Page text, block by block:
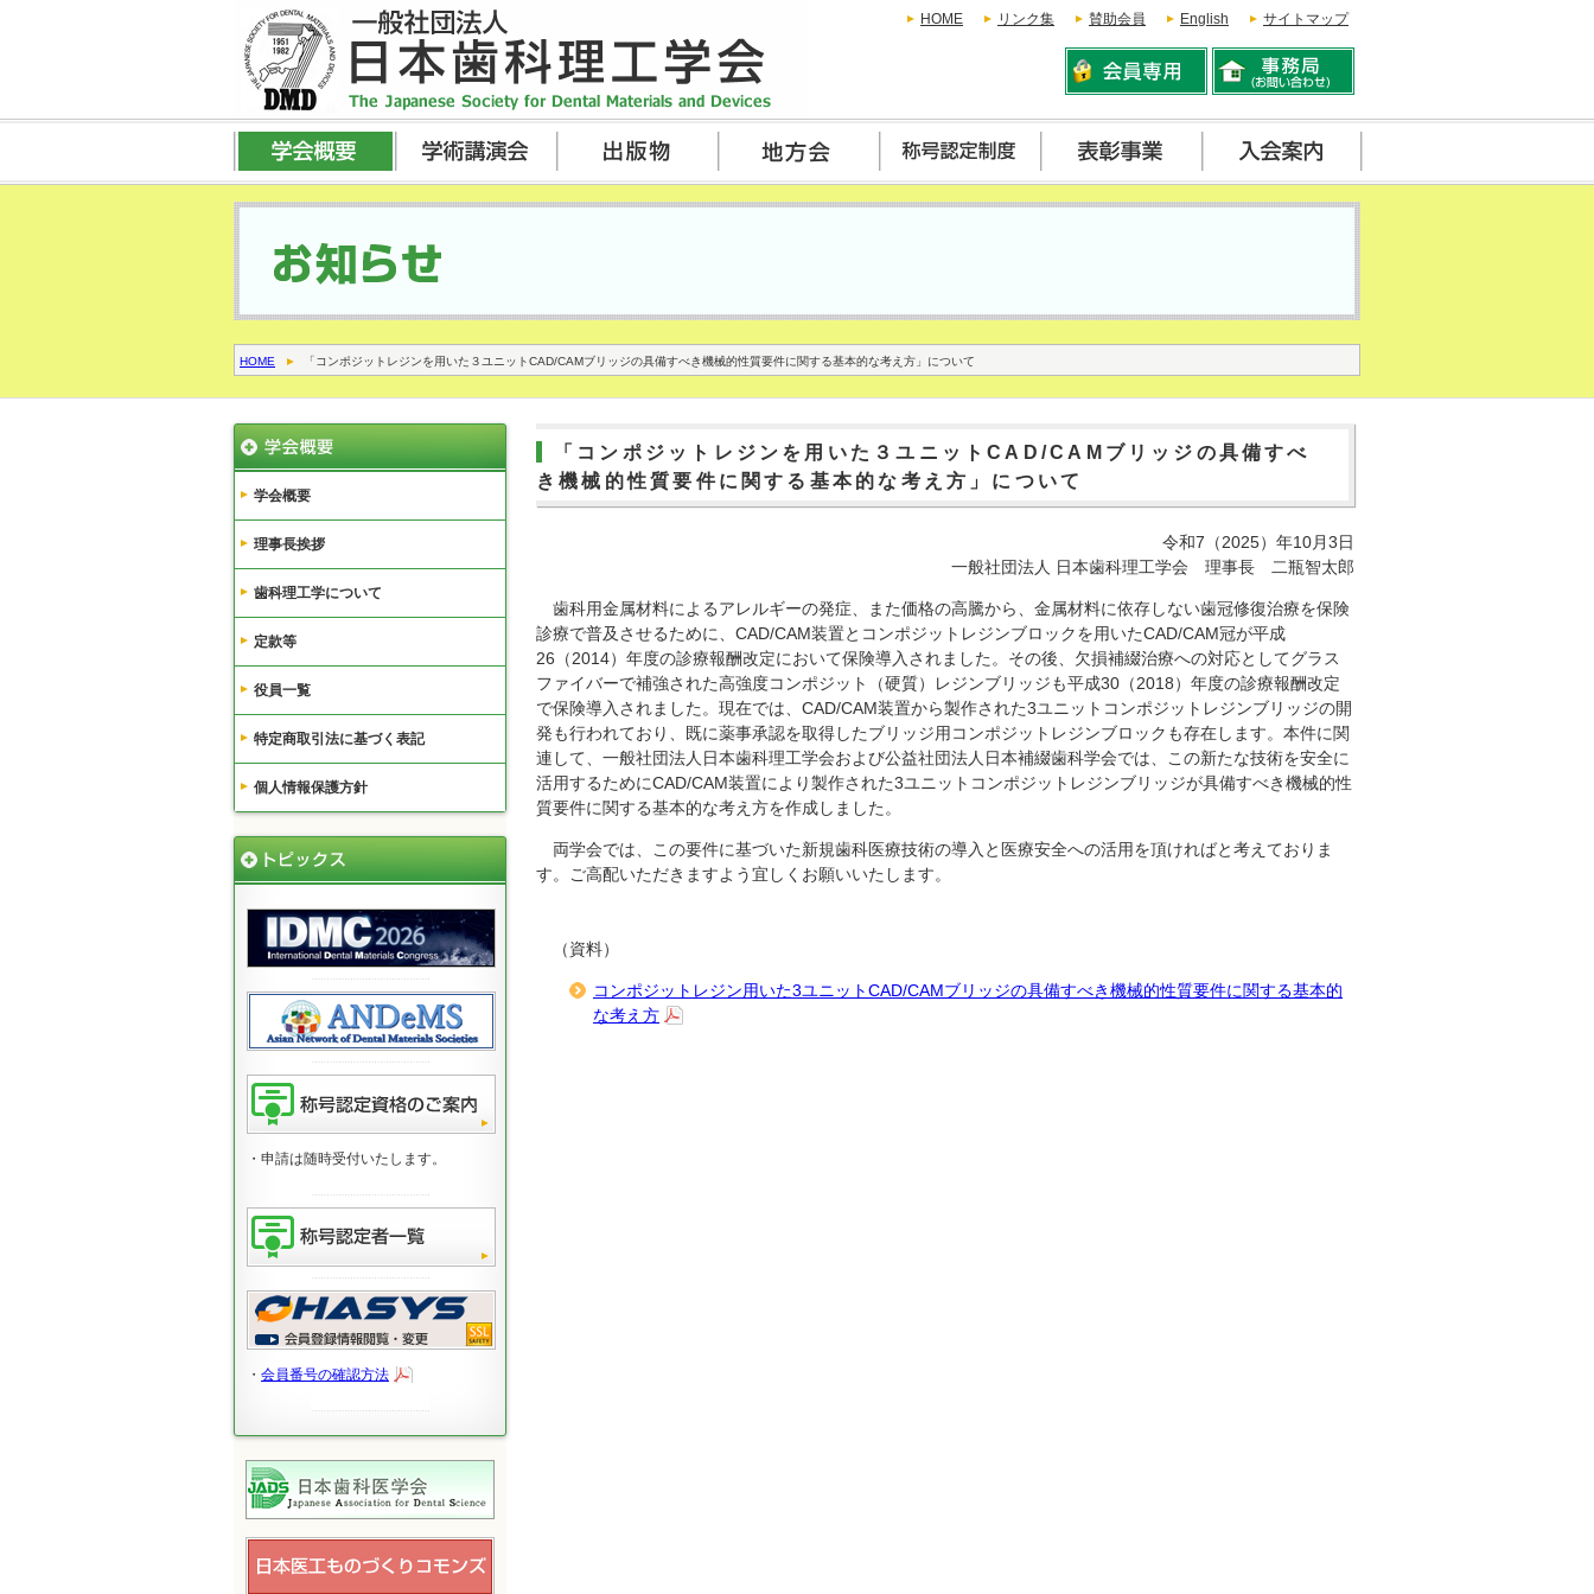
HOME リンク集 賛助会員 English サイトマップ
HOME 「コンポジットレジンを用いた３ユニットCAD/CAMブリッジの具備すべき機械的性質要件に関する基本的な考え方」について
「コンポジットレジンを用いた３ユニットCAD/CAMブリッジの具備すべ
き機械的性質要件に関する基本的な考え方」について
令和7（2025）年10月3日
一般社団法人 日本歯科理工学会 理事長 二瓶智太郎
歯科用金属材料によるアレルギーの発症、また価格の高騰から、金属材料に依存しない歯冠修復治療を保険
診療で普及させるために、CAD/CAM装置とコンポジットレジンブロックを用いたCAD/CAM冠が平成
26（2014）年度の診療報酬改定において保険導入されました。その後、欠損補綴治療への対応としてグラス
ファイバーで補強された高強度コンポジット（硬質）レジンブリッジも平成30（2018）年度の診療報酬改定
で保険導入されました。現在では、CAD/CAM装置から製作された3ユニットコンポジットレジンブリッジの開
発も行われており、既に薬事承認を取得したブリッジ用コンポジットレジンブロックも存在します。本件に関
連して、一般社団法人日本歯科理工学会および公益社団法人日本補綴歯科学会では、この新たな技術を安全に
活用するためにCAD/CAM装置により製作された3ユニットコンポジットレジンブリッジが具備すべき機械的性
質要件に関する基本的な考え方を作成しました。
両学会では、この要件に基づいた新規歯科医療技術の導入と医療安全への活用を頂ければと考えておりま
す。ご高配いただきますよう宜しくお願いいたします。
（資料）
コンポジットレジン用いた3ユニットCAD/CAMブリッジの具備すべき機械的性質要件に関する基本的
な考え方
学会概要
理事長挨拶
歯科理工学について
定款等
役員一覧
特定商取引法に基づく表記
個人情報保護方針
・申請は随時受付いたします。
・ 会員番号の確認方法